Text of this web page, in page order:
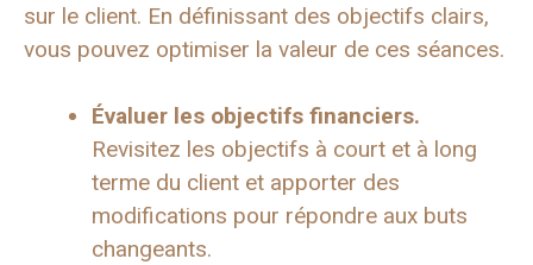
sur le client. En définissant des objectifs clairs,
vous pouvez optimiser la valeur de ces séances.
Évaluer les objectifs financiers.
Revisitez les objectifs à court et à long
terme du client et apporter des
modifications pour répondre aux buts
changeants.